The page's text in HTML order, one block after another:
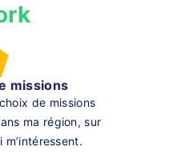
missions
de missions
ma région, sur